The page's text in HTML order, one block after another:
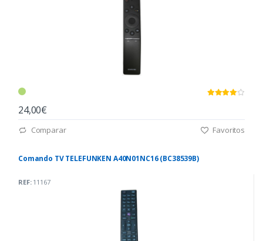
24,00€
Comparar Favoritos
Comando TV TELEFUNKEN A40N01NC16 (BC38539B)
REF:11167